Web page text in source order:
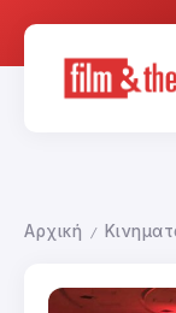
Αρχική /